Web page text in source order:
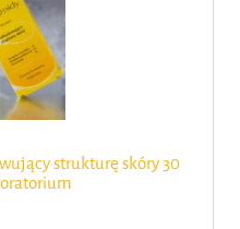
strukturę skóry 30